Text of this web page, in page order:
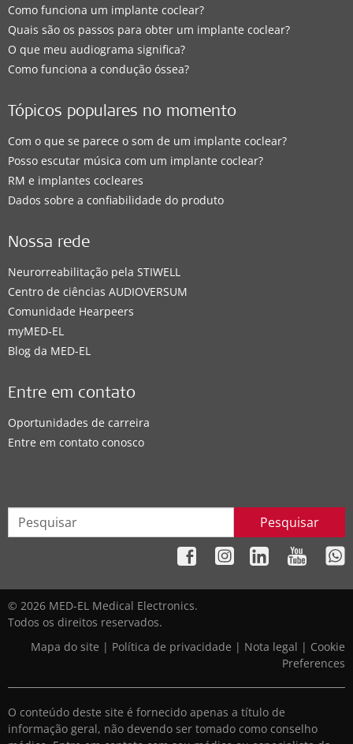
Como funciona um implante coclear?
Quais são os passos para obter um implante coclear?
O que meu audiograma significa?
Como funciona a condução óssea?
Tópicos populares no momento
Com o que se parece o som de um implante coclear?
Posso escutar música com um implante coclear?
RM e implantes cocleares
Dados sobre a confiabilidade do produto
Nossa rede
Neurorreabilitação pela STIWELL
Centro de ciências AUDIOVERSUM
Comunidade Hearpeers
myMED‑EL
Blog da MED-EL
Entre em contato
Oportunidades de carreira
Entre em contato conosco
Pesquisar
© 2026 MED-EL Medical Electronics.
Todos os direitos reservados.
Mapa do site | Política de privacidade | Nota legal | Cookie
Preferences
O conteúdo deste site é fornecido apenas a título de
informação geral, não devendo ser tomado como conselho